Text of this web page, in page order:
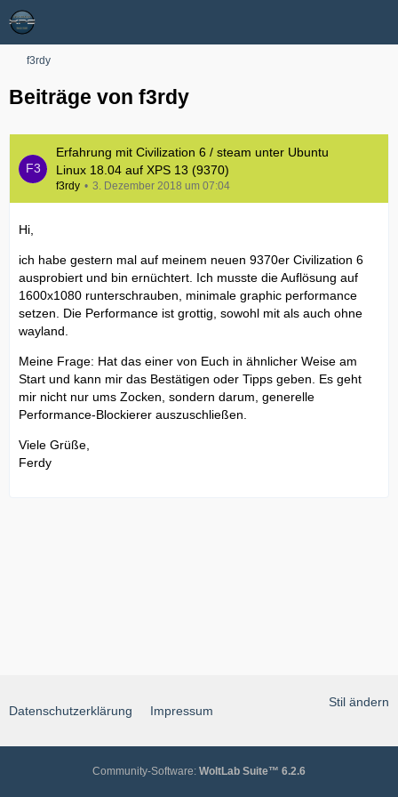
f3rdy
Beiträge von f3rdy
Erfahrung mit Civilization 6 / steam unter Ubuntu
Linux 18.04 auf XPS 13 (9370)
f3rdy 3. Dezember 2018 um 07:04
Hi,
ich habe gestern mal auf meinem neuen 9370er Civilization 6
ausprobiert und bin ernüchtert. Ich musste die Auflösung auf
1600x1080 runterschrauben, minimale graphic performance
setzen. Die Performance ist grottig, sowohl mit als auch ohne
wayland.
Meine Frage: Hat das einer von Euch in ähnlicher Weise am
Start und kann mir das Bestätigen oder Tipps geben. Es geht
mir nicht nur ums Zocken, sondern darum, generelle
Performance-Blockierer auszuschließen.
Viele Grüße,
Ferdy
Stil ändern
Datenschutzerklärung Impressum
Community-Software: WoltLab Suite™ 6.2.6